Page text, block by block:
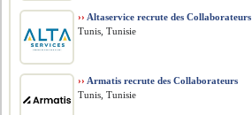
›› Altaservice recrute des Collaborateurs
Tunis, Tunisie
›› Armatis recrute des Collaborateurs
Tunis, Tunisie